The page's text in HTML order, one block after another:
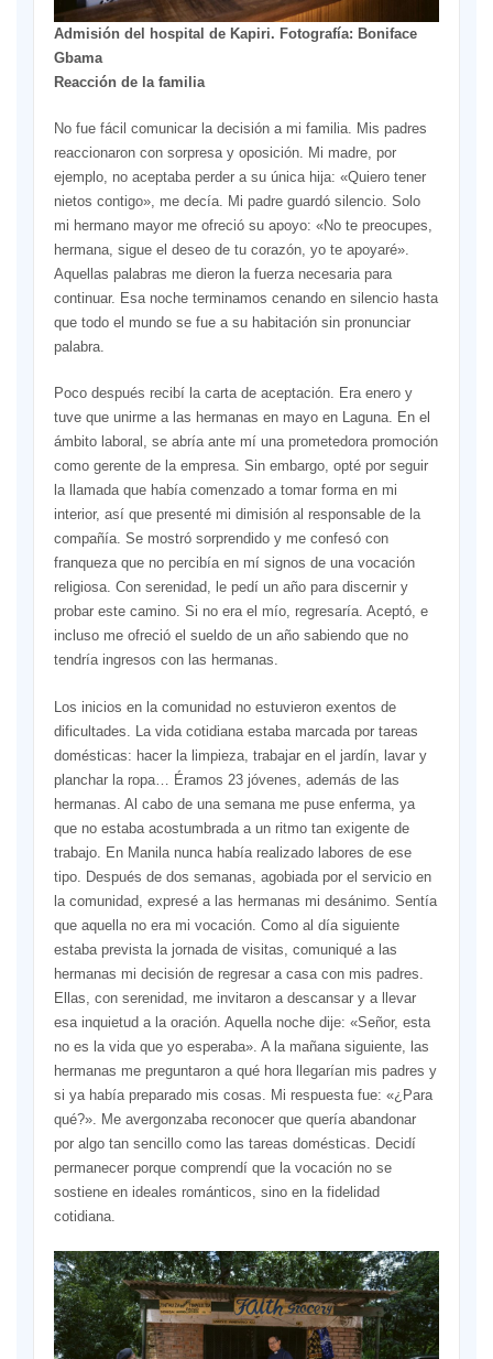
Admisión del hospital de Kapiri. Fotografía: Boniface
Gbama
Reacción de la familia
No fue fácil comunicar la decisión a mi familia. Mis padres
reaccionaron con sorpresa y oposición. Mi madre, por
ejemplo, no aceptaba perder a su única hija: «Quiero tener
nietos contigo», me decía. Mi padre guardó silencio. Solo
mi hermano mayor me ofreció su apoyo: «No te preocupes,
hermana, sigue el deseo de tu corazón, yo te apoyaré».
Aquellas palabras me dieron la fuerza necesaria para
continuar. Esa noche terminamos cenando en silencio hasta
que todo el mundo se fue a su habitación sin pronunciar
palabra.
Poco después recibí la carta de aceptación. Era enero y
tuve que unirme a las hermanas en mayo en Laguna. En el
ámbito laboral, se abría ante mí una prometedora promoción
como gerente de la empresa. Sin embargo, opté por seguir
la llamada que había comenzado a tomar forma en mi
interior, así que presenté mi dimisión al responsable de la
compañía. Se mostró sorprendido y me confesó con
franqueza que no percibía en mí signos de una vocación
religiosa. Con serenidad, le pedí un año para discernir y
probar este camino. Si no era el mío, regresaría. Aceptó, e
incluso me ofreció el sueldo de un año sabiendo que no
tendría ingresos con las hermanas.
Los inicios en la comunidad no estuvieron exentos de
dificultades. La vida cotidiana estaba marcada por tareas
domésticas: hacer la limpieza, trabajar en el jardín, lavar y
planchar la ropa… Éramos 23 jóvenes, además de las
hermanas. Al cabo de una semana me puse enferma, ya
que no estaba acostumbrada a un ritmo tan exigente de
trabajo. En Manila nunca había realizado labores de ese
tipo. Después de dos semanas, agobiada por el servicio en
la comunidad, expresé a las hermanas mi desánimo. Sentía
que aquella no era mi vocación. Como al día siguiente
estaba prevista la jornada de visitas, comuniqué a las
hermanas mi decisión de regresar a casa con mis padres.
Ellas, con serenidad, me invitaron a descansar y a llevar
esa inquietud a la oración. Aquella noche dije: «Señor, esta
no es la vida que yo esperaba». A la mañana siguiente, las
hermanas me preguntaron a qué hora llegarían mis padres y
si ya había preparado mis cosas. Mi respuesta fue: «¿Para
qué?». Me avergonzaba reconocer que quería abandonar
por algo tan sencillo como las tareas domésticas. Decidí
permanecer porque comprendí que la vocación no se
sostiene en ideales románticos, sino en la fidelidad
cotidiana.